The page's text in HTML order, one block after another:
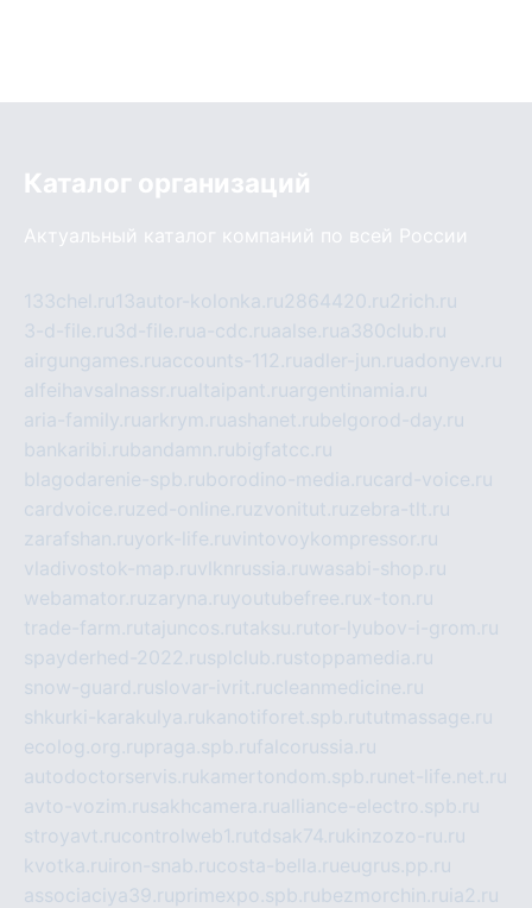
Каталог организаций
Актуальный каталог компаний по всей России
133chel.ru13autor-kolonka.ru2864420.ru2rich.ru
3-d-file.ru3d-file.rua-cdc.ruaalse.rua380club.ru
airgungames.ruaccounts-112.ruadler-jun.ruadonyev.ru
alfeihavsalnassr.rualtaipant.ruargentinamia.ru
aria-family.ruarkrym.ruashanet.rubelgorod-day.ru
bankaribi.rubandamn.rubigfatcc.ru
blagodarenie-spb.ruborodino-media.rucard-voice.ru
cardvoice.ruzed-online.ruzvonitut.ruzebra-tlt.ru
zarafshan.ruyork-life.ruvintovoykompressor.ru
vladivostok-map.ruvlknrussia.ruwasabi-shop.ru
webamator.ruzaryna.ruyoutubefree.rux-ton.ru
trade-farm.rutajuncos.rutaksu.rutor-lyubov-i-grom.ru
spayderhed-2022.rusplclub.rustoppamedia.ru
snow-guard.ruslovar-ivrit.rucleanmedicine.ru
shkurki-karakulya.rukanotiforet.spb.rututmassage.ru
ecolog.org.rupraga.spb.rufalcorussia.ru
autodoctorservis.rukamertondom.spb.ru net-life.net.ru
avto-vozim.rusakhcamera.rualliance-electro.spb.ru
stroyavt.rucontrolweb1.rutdsak74.rukinzozo-ru.ru
kvotka.ru iron-snab.rucosta-bella.rueugrus.pp.ru
associaciya39.ruprimexpo.spb.rubezmorchin.ru ia2.ru